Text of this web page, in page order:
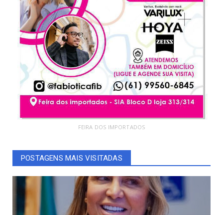
FEIRA DOS IMPORTADOS
POSTAGENS MAIS VISITADAS